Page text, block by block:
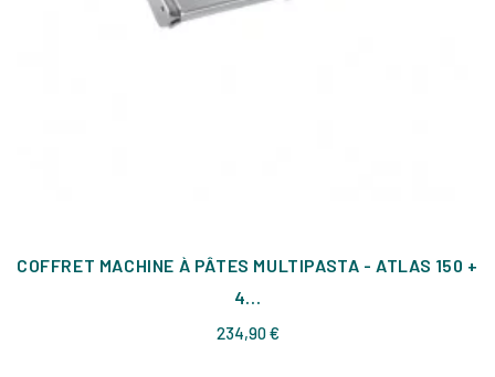
COFFRET MACHINE À PÂTES MULTIPASTA - ATLAS 150 +
4...
234,90 €Prix